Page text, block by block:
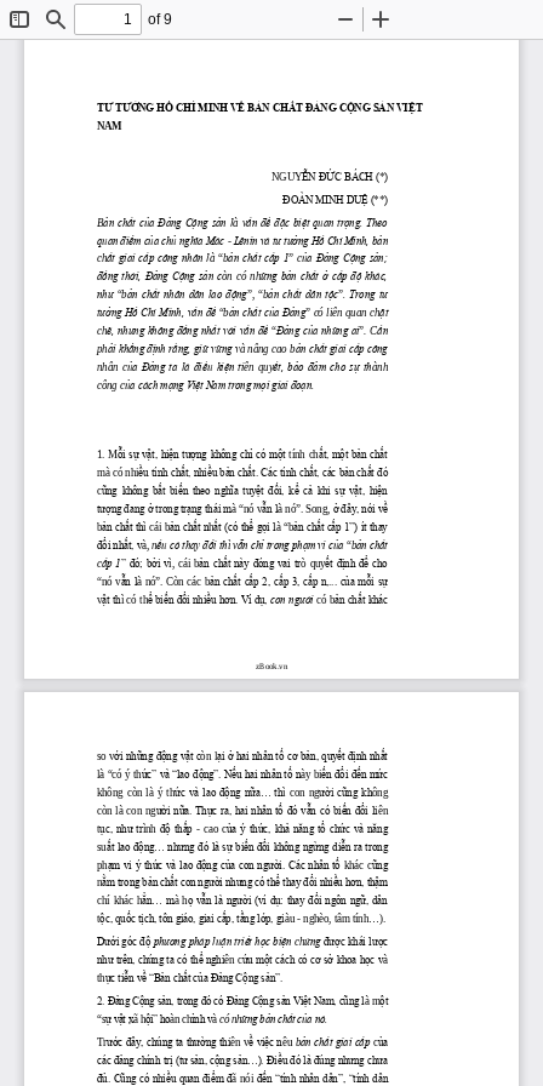
ToggleFind
of 9
Zoom
TƯ TƯỞNG HỒ CHÍ MINH VỀ BẢN CHẤT ĐẢNG CỘNG SẢN VIỆT
NAM
NGUYỄN ĐỨC BÁCH (*)
ĐOÀN MINH DUỆ (**)
Bản chất của Đảng Cộng sản là  vấn đề đặc biệt quan trọng. Theo
quan điểm của chủ nghĩa Mác - Lênin và tư tưởng Hồ Chí Minh, bản
chất giai cấp công nhân là “bản chất cấp 1”
  c
ủa Đảng Cộng sản;
đồng thời, Đảng Cộng sản còn  có  những bản chất ở cấp độ khác,
như “bản chất nhân dân lao động”,  “bản chất dân tộc”. Trong tư
tưởng Hồ Chí Minh, vấn đề “bản chất của Đảng” có liên quan chặt
chẽ, nhưng không đồng nhất với vấn đề “Đảng của những ai”. Cần
phải khẳng định rằng, giữ vững và nâng cao bản chất giai cấp công
nhân  của Đảng ta là điều kiện tiên  quyết, bảo đảm cho sự thành
công của cách mạng Việt Nam trong mọi giai đoạn.
1. Mỗi sự vật, hiện tượng không chỉ có một tính chất, một bản chất
mà có nhiều tính chất, nhiều bản chất. Các tính chất, các bản chất đó
cũng không bất biến theo nghĩa tuyệt đối, kể cả khi sự vật, hiện
tượng đang ở trong trạng thái mà “nó vẫn là nó”. Song, ở đây, nói về
bản chất thì cái bản chất nhất (có thể gọi là “bản chất cấp 1”) ít thay
đổi nhất, và, nếu có thay đổi thì vẫn chỉ trong phạm vi của “bản chất
cấp 1” đó; bởi vì,  cái  bản chất này đóng vai trò  quyết định để cho
“nó  vẫn là  nó”.  Còn  các  bản chất cấp 2, cấp 3, cấp n,... của mỗi sự
vật thì có thể biến đổi nhiều hơn. Ví dụ, con người có bản chất khác
zBook.vn
so với những động vật còn lại ở hai nhân tố cơ bản, quyết định nhất
là “có ý thức” và “lao động”. Nếu hai nhân tố này biến đổi đến mức
không  còn  là  ý  thức và lao động nữa... thì  con  người cũng không
còn  là  con  người nữa. Thực ra, hai nhân tố đó vẫn có biến đổi liên
tục, như trình độ thấp -
  cao  c
ủa ý thức, khả năng tổ chức và năng
suất lao động... nhưng đó là sự biến đổi không ngừng diễn ra trong
phạm vi ý thức và lao động của con người. Các nhân tố khác  cũng
nằm trong bản chất con người nhưng có thể thay đổi nhiều hơn, thậm
chí  khác  hẳn... mà  họ vẫn l à người (ví dụ: thay đổi ngôn ngữ, dân
tộc, quốc tịch, tôn giáo, giai cấp, tầng lớp, giàu - nghèo, tâm tính...).
Dưới góc độ phương pháp luận triết học biện chứng được khái l ược
như trên, chúng ta có thể nghiên cứu một cách có cơ sở khoa học và
thực tiễn về “Bản chất của Đảng Cộng sản”.
2. Đảng Cộng sản, trong đó có Đảng Cộng sản Việt Nam, cũng là một
“sự vật xã hội” hoàn chỉnh và có những bản chất của nó.
Trước đây, chúng ta thường thiên về việc nêu bản chất giai cấp của
các đảng chính trị (tư sản, cộng sản...). Điều đó là đúng nhưng chưa
đủ. Cũng có nhiều quan điểm đã nói đến “tính nhân dân”, “tính dân